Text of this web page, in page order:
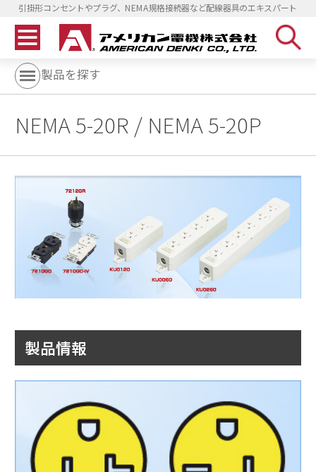
引掛形コンセントやプラグ、NEMA規格接続器など配線器具のエキスパート
製品を探す
NEMA 5-20R / NEMA 5-20P
製品情報